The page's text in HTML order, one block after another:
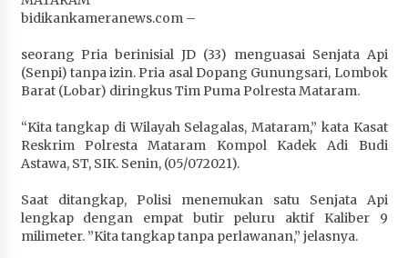
Penurunan Stunting di Sumbawa
Wabup Ansori Apresiasi Rekomendasi dan
Pandangan Fraksi – Fraksi DPRD Sumbawa
Bupati Sumbawa Lepas 487 Atlet dari Berbagai
Cabor yang Akan Berjuang pada PORPROV XII
4 minggu ago
BAZNAS Kabupaten Sumbawa Salurkan Bantuan
bidikankameranews.com –
seorang Pria berinisial JD (33) menguasai Senjata Api
(Senpi) tanpa izin. Pria asal Dopang Gunungsari, Lombok
Barat (Lobar) diringkus Tim Puma Polresta Mataram.
“Kita tangkap di Wilayah Selagalas, Mataram,” kata Kasat
Reskrim Polresta Mataram Kompol Kadek Adi Budi
Astawa, ST, SIK. Senin, (05/072021).
Saat ditangkap, Polisi menemukan satu Senjata Api
lengkap dengan empat butir peluru aktif Kaliber 9
milimeter. ”Kita tangkap tanpa perlawanan,” jelasnya.